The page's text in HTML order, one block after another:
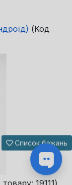
(Код
товару: 19111)
Список бажань